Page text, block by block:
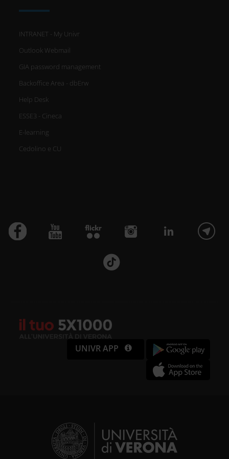
INTRANET - My Univr
Outlook Webmail
GIA password management
Backoffice Area - dbErw
Help Desk
ESSE3 - Cineca
E-learning
Cedolino e CU
UNIVR APP